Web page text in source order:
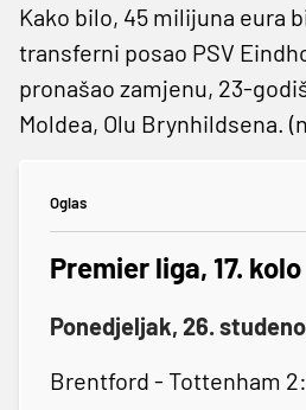
Kako bilo, 45 milijuna eura
transferni posao PSV
pronašao zamjenu, 23-
Moldea, Olu Brynhildsena.
Oglas
Premier liga, 17. kolo
Ponedjeljak, 26.
Brentford - Tottenham